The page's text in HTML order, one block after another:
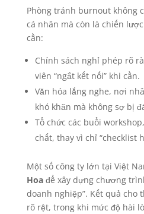
Phòng tránh burnout không
cá nhân mà còn là chiến
cần:
Chính sách nghỉ phép rõ
viên “ngắt kết nối” khi cần.
Văn hóa lắng nghe, nơi
khó khăn mà không sợ bị
Tổ chức các buổi
chất, thay vì chỉ “checklist
Một số công ty lớn tại Việt
Hoađể xây dựng chương
doanh nghiệp”. Kết quả cho
rõ rệt, trong khi mức độ hài